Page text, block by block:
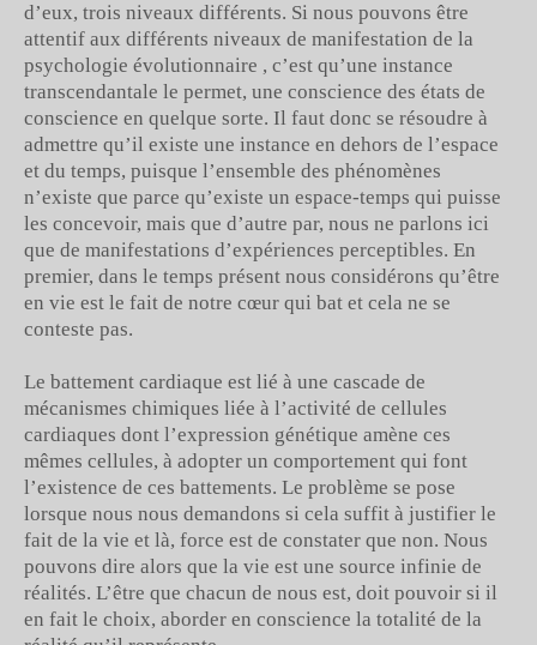
d’eux, trois niveaux différents. Si nous pouvons être
attentif aux différents niveaux de manifestation de la
psychologie évolutionnaire , c’est qu’une instance
transcendantale le permet, une conscience des états de
conscience en quelque sorte. Il faut donc se résoudre à
admettre qu’il existe une instance en dehors de l’espace
et du temps, puisque l’ensemble des phénomènes
n’existe que parce qu’existe un espace-temps qui puisse
les concevoir, mais que d’autre par, nous ne parlons ici
que de manifestations d’expériences perceptibles. En
premier, dans le temps présent nous considérons qu’être
en vie est le fait de notre cœur qui bat et cela ne se
conteste pas.
Le battement cardiaque est lié à une cascade de
mécanismes chimiques liée à l’activité de cellules
cardiaques dont l’expression génétique amène ces
mêmes cellules, à adopter un comportement qui font
l’existence de ces battements. Le problème se pose
lorsque nous nous demandons si cela suffit à justifier le
fait de la vie et là, force est de constater que non. Nous
pouvons dire alors que la vie est une source infinie de
réalités. L’être que chacun de nous est, doit pouvoir si il
en fait le choix, aborder en conscience la totalité de la